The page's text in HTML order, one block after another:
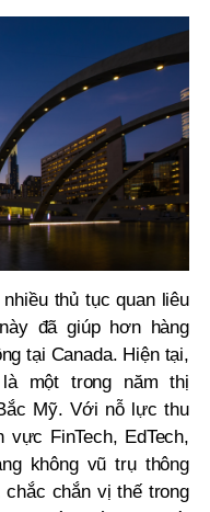
thủ tục quan liêu
đã giúp hơn hàng
tại Canada. Hiện tại,
một trong năm thị
Mỹ. Với nỗ lực thu
FinTech, EdTech,
không vũ trụ thông
chắn vị thế trong